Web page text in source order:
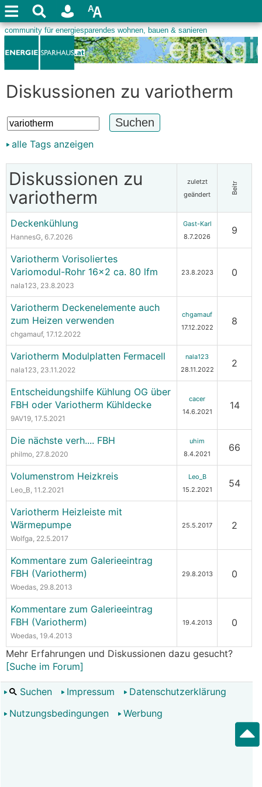
Diskussionen zu variotherm
alle Tags anzeigen
Diskussionen zu
variotherm
zuletzt
geändert
Beitr
Deckenkühlung
HannesG, 6.7.2026
Gast-Karl
8.7.2026
9
Variotherm Vorisoliertes
Variomodul-Rohr 16x2 ca. 80 lfm
nala123, 23.8.2023
23.8.2023 0
Variotherm Deckenelemente auch
zum Heizen verwenden
chgamauf, 17.12.2022
chgamauf
17.12.2022
8
Variotherm Modulplatten Fermacell
nala123, 23.11.2022
nala123
28.11.2022
2
Entscheidungshilfe Kühlung OG über
FBH oder Variotherm Kühldecke
9AV19, 17.5.2021
cacer
14.6.2021
14
Die nächste verh.... FBH
philmo, 27.8.2020
uhim
8.4.2021
66
Volumenstrom Heizkreis
Leo_B, 11.2.2021
Leo_B
15.2.2021
54
Variotherm Heizleiste mit
Wärmepumpe
Wolfga, 22.5.2017
25.5.2017 2
Kommentare zum Galerieeintrag
FBH (Variotherm)
Woedas, 29.8.2013
29.8.2013 0
Kommentare zum Galerieeintrag
FBH (Variotherm)
Woedas, 19.4.2013
19.4.2013 0
Mehr Erfahrungen und Diskussionen dazu gesucht?
[Suche im Forum]
Suchen Impressum
Datenschutzerklärung
Nutzungsbedingungen
Werbung